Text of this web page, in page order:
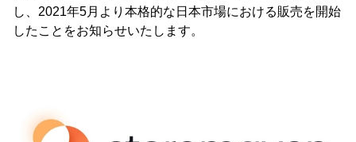
し、2021年5月より本格的な日本市場における販売を開始
したことをお知らせいたします。